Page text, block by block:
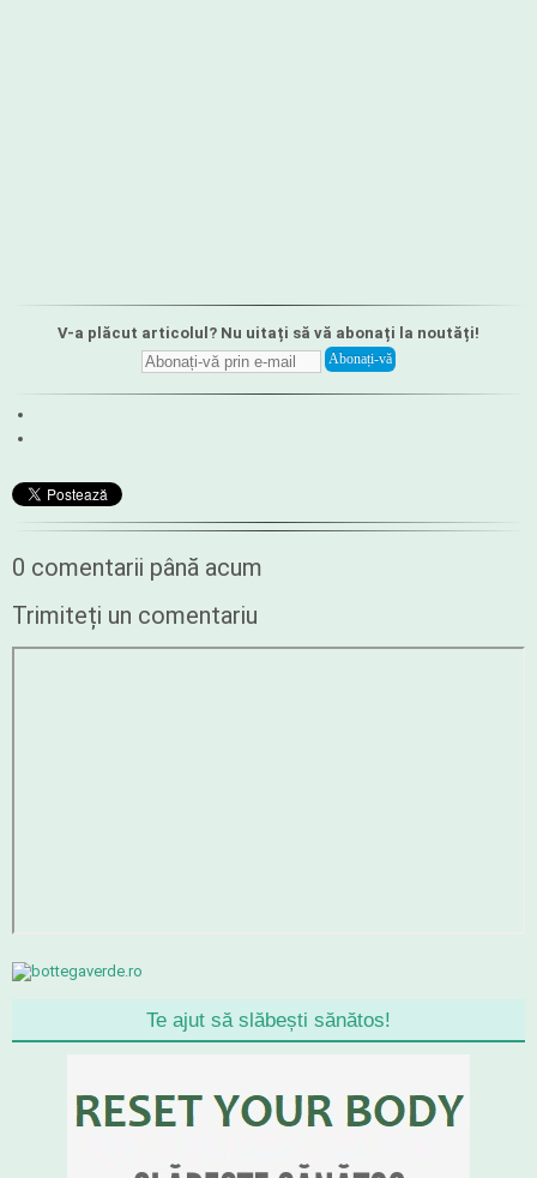
V-a plăcut articolul? Nu uitați să vă abonați la noutăți!
0 comentarii până acum
Trimiteți un comentariu
Te ajut să slăbești sănătos!